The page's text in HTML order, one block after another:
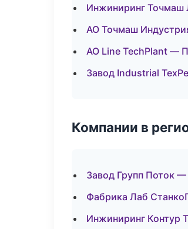
Инжиниринг Точмаш
АО Точмаш
АО Line TechPlant —
Завод Industrial
Компании в
Завод Групп Поток
Фабрика Лаб
Инжиниринг Контур